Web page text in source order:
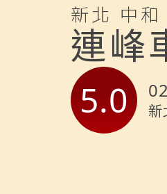
新北 中和
連峰
5.0 新